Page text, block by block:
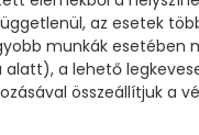
az esetek
munkák esetében
alatt), a lehető
összeállítjuk a